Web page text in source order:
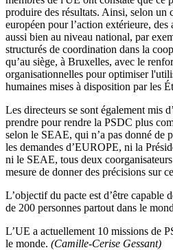
produire des résultats. Ainsi, selon un
européen pour l’action extérieure, des
aussi bien au niveau national, par
structurés de coordination dans la
qu’au siège, à Bruxelles, avec le
organisationnelles pour optimiser
humaines mises à disposition par les
Les directeurs se sont également mis
prendre pour rendre la PSDC plus
selon le SEAE, qui n’a pas donné de
les demandes d’EUROPE, ni la
ni le SEAE, tous deux
mesure de donner des précisions sur
L’objectif du pacte est d’être capable
de 200 personnes partout dans le
L’UE a actuellement 10 missions de
le monde. (Camille-Cerise Gessant)